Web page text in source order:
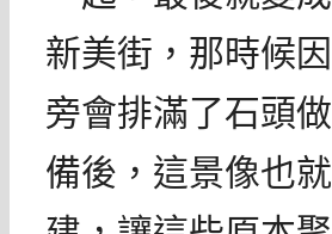
新美街，那時候
旁會排滿了石頭
備後，這景像也